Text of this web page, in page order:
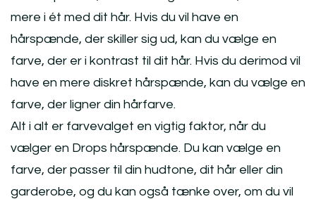
mere i ét med dit hår. Hvis du vil have en
hårspænde, der skiller sig ud, kan du vælge en
farve, der er i kontrast til dit hår. Hvis du derimod vil
have en mere diskret hårspænde, kan du vælge en
farve, der ligner din hårfarve.
Alt i alt er farvevalget en vigtig faktor, når du
vælger en Drops hårspænde. Du kan vælge en
farve, der passer til din hudtone, dit hår eller din
garderobe, og du kan også tænke over, om du vil